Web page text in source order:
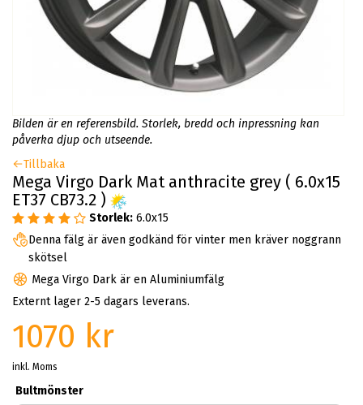
Bilden är en referensbild. Storlek, bredd och inpressning kan
påverka djup och utseende.
Tillbaka
Mega Virgo Dark Mat anthracite grey ( 6.0x15
ET37 CB73.2 )
Storlek: 6.0x15
Denna fälg är även godkänd för vinter men kräver noggrann
skötsel
Mega Virgo Dark är en Aluminiumfälg
Externt lager 2-5 dagars leverans.
1070 kr
inkl. Moms
Bultmönster